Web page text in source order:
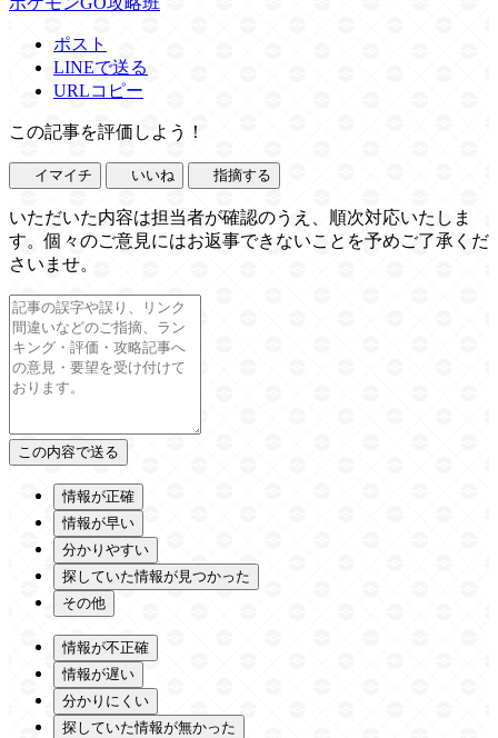
ポスト
LINEで送る
URLコピー
この記事を評価しよう！
イマイチ いいね 指摘する
いただいた内容は担当者が確認のうえ、順次対応いたしま
す。個々のご意見にはお返事できないことを予めご了承くだ
さいませ。
情報が正確
情報が早い
分かりやすい
探していた情報が見つかった
その他
情報が不正確
情報が遅い
分かりにくい
探していた情報が無かった